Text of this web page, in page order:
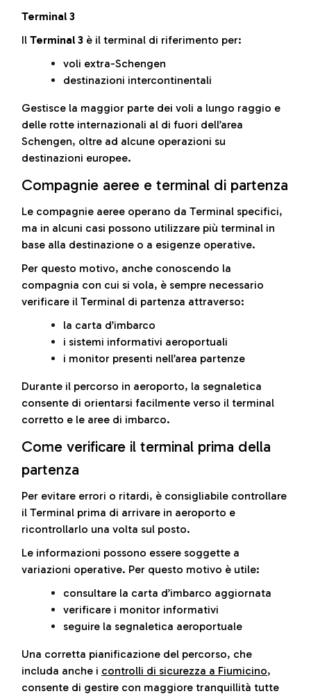
Terminal 3
Il Terminal 3 è il terminal di riferimento per:
voli extra-Schengen
destinazioni intercontinentali
Gestisce la maggior parte dei voli a lungo raggio e
delle rotte internazionali al di fuori dell’area
Schengen, oltre ad alcune operazioni su
destinazioni europee.
Compagnie aeree e terminal di partenza
Le compagnie aeree operano da Terminal specifici,
ma in alcuni casi possono utilizzare più terminal in
base alla destinazione o a esigenze operative.
Per questo motivo, anche conoscendo la
compagnia con cui si vola, è sempre necessario
verificare il Terminal di partenza attraverso:
la carta d’imbarco
i sistemi informativi aeroportuali
i monitor presenti nell’area partenze
Durante il percorso in aeroporto, la segnaletica
consente di orientarsi facilmente verso il terminal
corretto e le aree di imbarco.
Come verificare il terminal prima della
partenza
Per evitare errori o ritardi, è consigliabile controllare
il Terminal prima di arrivare in aeroporto e
ricontrollarlo una volta sul posto.
Le informazioni possono essere soggette a
variazioni operative. Per questo motivo è utile:
consultare la carta d’imbarco aggiornata
verificare i monitor informativi
seguire la segnaletica aeroportuale
Una corretta pianificazione del percorso, che
includa anche i controlli di sicurezza a Fiumicino,
consente di gestire con maggiore tranquillità tutte